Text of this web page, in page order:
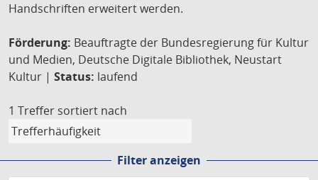
Handschriften erweitert werden.
Förderung: Beauftragte der Bundesregierung für Kultur
und Medien, Deutsche Digitale Bibliothek, Neustart
Kultur | Status: laufend
1 Treffer sortiert nach
Filter anzeigen